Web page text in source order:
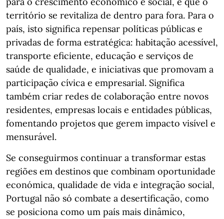
território se revitaliza de dentro para fora. Para o
país, isto significa repensar políticas públicas e
privadas de forma estratégica: habitação acessível,
transporte eficiente, educação e serviços de
saúde de qualidade, e iniciativas que promovam a
participação cívica e empresarial. Significa
também criar redes de colaboração entre novos
residentes, empresas locais e entidades públicas,
fomentando projetos que gerem impacto visível e
mensurável.
Se conseguirmos continuar a transformar estas
regiões em destinos que combinam oportunidade
económica, qualidade de vida e integração social,
Portugal não só combate a desertificação, como
se posiciona como um país mais dinâmico,